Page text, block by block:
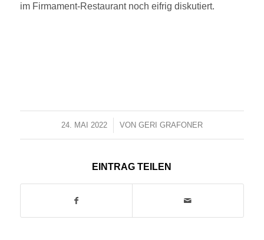
im Firmament-Restaurant noch eifrig diskutiert.
24. MAI 2022
/ VON GERI GRAFONER
EINTRAG TEILEN